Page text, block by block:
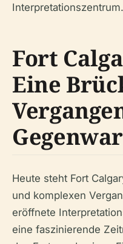
Interpretationszentrum.
Fort
Eine
Heute steht Fort
und komplexen
eröffnete
eine faszinierende